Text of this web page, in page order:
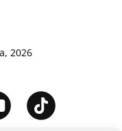
2026